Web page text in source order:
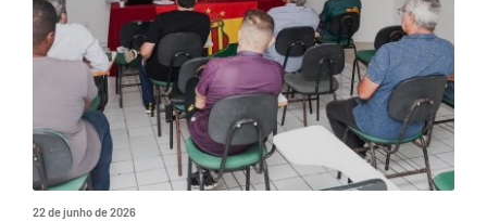
22 de junho de 2026